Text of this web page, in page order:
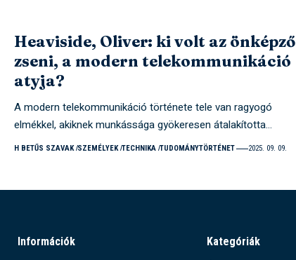
Heaviside, Oliver: ki volt az önképző
zseni, a modern telekommunikáció
atyja?
A modern telekommunikáció története tele van ragyogó
elmékkel, akiknek munkássága gyökeresen átalakította…
H BETŰS SZAVAK SZEMÉLYEK TECHNIKA TUDOMÁNYTÖRTÉNET 2025. 09. 09.
Információk Kategóriák